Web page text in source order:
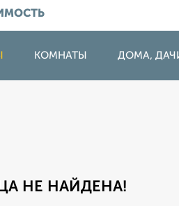
КОМНАТЫ ДОМА,
НЕ НАЙДЕНА!